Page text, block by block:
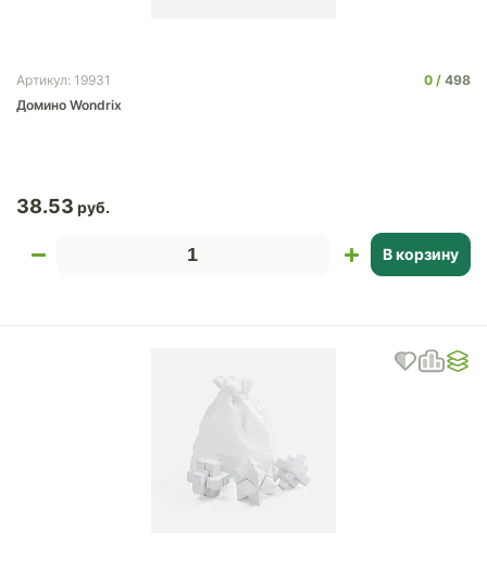
Артикул: 19931 0
498
Домино Wondrix
38.53
В корзину